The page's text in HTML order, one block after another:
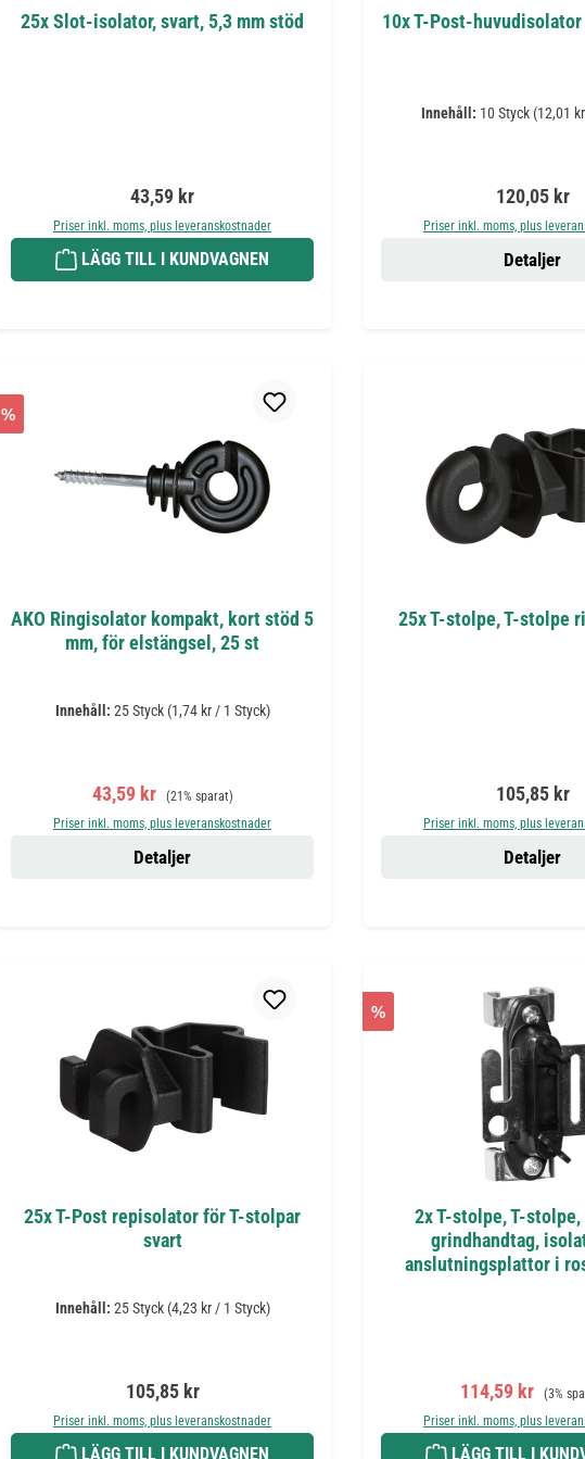
25x Slot-isolator, svart, 5,3 mm stöd
Ordinarie pris:
43,59 kr
Priser inkl. moms, plus leveranskostnader
LÄGG TILL I KUNDVAGNEN
10x T-Post-
Innehåll: 10 Styck (12,01
Ordinarie
120,05 kr
Priser inkl. moms, plus
Detaljer
%
AKO Ringisolator kompakt, kort stöd 5
mm, för elstängsel, 25 st
Innehåll: 25 Styck (1,74 kr / 1 Styck)
Försäljningspris:
43,59 kr Ordinarie pris:
(21% sparat)
Priser inkl. moms, plus leveranskostnader
Detaljer
25x T-stolpe, T-stolpe
Ordinarie
105,85 kr
Priser inkl. moms, plus
Detaljer
25x T-Post repisolator för T-stolpar
svart
Innehåll: 25 Styck (4,23 kr / 1 Styck)
Ordinarie pris:
105,85 kr
Priser inkl. moms, plus leveranskostnader
LÄGG TILL I KUNDVAGNEN
%
2x T-stolpe, T-
grindhandtag,
anslutningsplattor i
Försäljningspris:
114,59 kr
(3%
Priser inkl. moms, plus
LÄGG TILL I